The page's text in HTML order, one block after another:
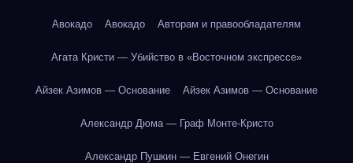
Авокадо Авокадо Авторам и правообладателям
Агата Кристи — Убийство в «Восточном экспрессе»
Айзек Азимов — Основание Айзек Азимов — Основание
Александр Дюма — Граф Монте-Кристо
Александр Пушкин — Евгений Онегин